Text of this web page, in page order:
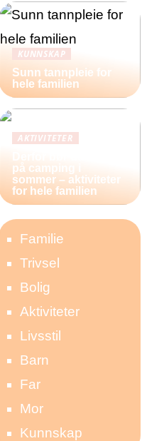
KUNNSKAP
Sunn tannpleie for
hele familien
AKTIVITETER
på camping i
sommer – aktiviteter
for hele familien
Familie
Trivsel
Bolig
Aktiviteter
Livsstil
Barn
Far
Mor
Kunnskap